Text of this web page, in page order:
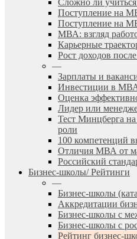
Поступление на
Поступление на
МВА: взгляд
Карьерные
Рост доходов
—
Зарплаты и
Инвестиции в
Оценка
Лидер или
Тест Минцберга на
роли
100 компетенций
Отличия МВА от
Российский
Бизнес-школы/ Рейтинги
—
Бизнес-школы
Аккредитации
Бизнес-школы с
Бизнес-школы с
Рейтинг бизнес-